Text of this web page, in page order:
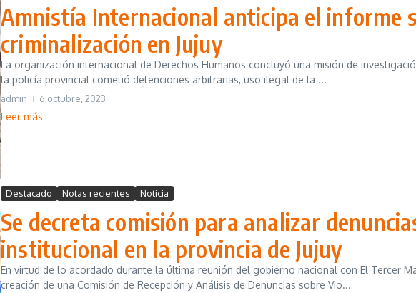
Amnistía Internacional anticipa el informe
criminalización en Jujuy
La organización internacional de Derechos Humanos concluyó una misión de
la policía provincial cometió detenciones arbitrarias, uso ilegal de la ...
admin 6 octubre, 2023
Leer más
Destacado Notas recientes Noticia
Se decreta comisión para analizar
institucional en la provincia de Jujuy
En virtud de lo acordado durante la última reunión del gobierno nacional con El Tercer
creación de una Comisión de Recepción y Análisis de Denuncias sobre Vio...